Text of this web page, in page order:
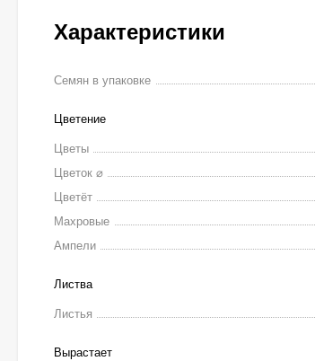
Характеристики
Семян в упаковке
Цветение
Цветы
Цветок ⌀
Цветёт
Махровые
Ампели
Листва
Листья
Вырастает